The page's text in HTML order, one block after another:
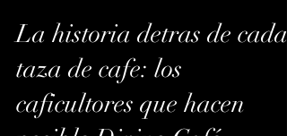
1 mar 2025 3 min de lectura
La historia detras de cada